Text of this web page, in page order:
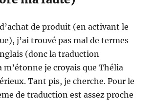
de produit (en activant le
j’ai trouvé pas mal de termes
(donc la traduction
m’étonne je croyais que Thélia
Tant pis, je cherche. Pour le
de traduction est assez proche